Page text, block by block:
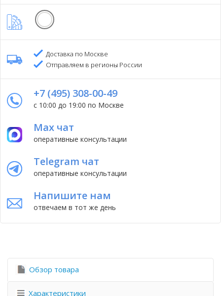
Доставка по Москве
Отправляем в регионы России
+7 (495) 308-00-49
с 10:00 до 19:00 по Москве
Max чат
оперативные консультации
Telegram чат
оперативные консультации
Напишите нам
отвечаем в тот же день
Обзор товара
Характеристики